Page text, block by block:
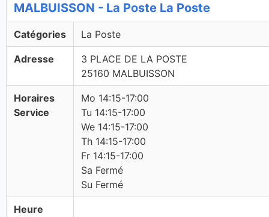
MALBUISSON - La Poste La Poste
Catégories La Poste
Adresse
3 PLACE DE LA POSTE
25160 MALBUISSON
Horaires
Service
Mo 14:15-17:00
Tu 14:15-17:00
We 14:15-17:00
Th 14:15-17:00
Fr 14:15-17:00
Sa Fermé
Su Fermé
Heure